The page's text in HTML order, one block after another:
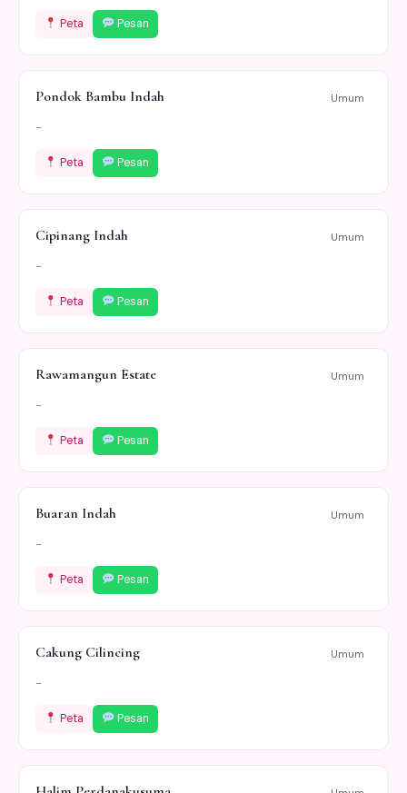
Peta Pesan
Pondok Bambu Indah Umum
-
Peta Pesan
Cipinang Indah Umum
-
Peta Pesan
Rawamangun Estate Umum
-
Peta Pesan
Buaran Indah Umum
-
Peta Pesan
Cakung Cilincing Umum
-
Peta Pesan